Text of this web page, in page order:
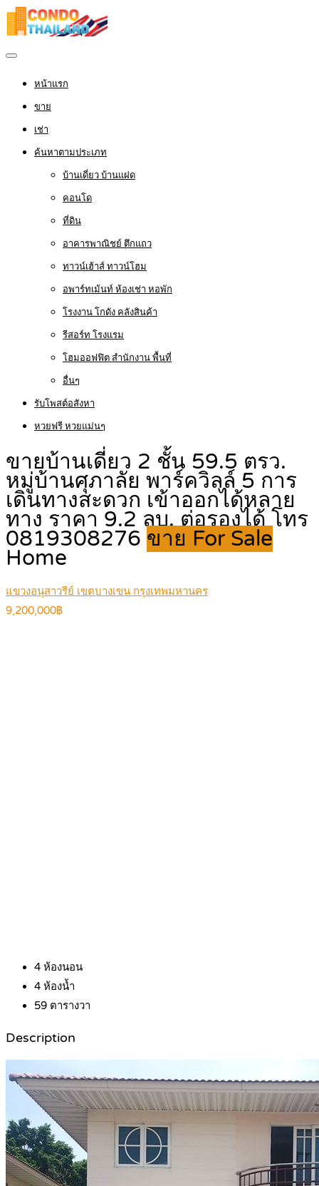
หน้าแรก
ขาย
เช่า
ค้นหาตามประเภท
บ้านเดี่ยว บ้านแฝด
คอนโด
ที่ดิน
อาคารพาณิชย์ ตึกแถว
ทาวน์เฮ้าส์ ทาวน์โฮม
อพาร์ทเม้นท์ ห้องเช่า หอพัก
โรงงาน โกดัง คลังสินค้า
รีสอร์ท โรงแรม
โฮมออฟฟิต สำนักงาน พื้นที่
อื่นๆ
รับโพสต์อสังหา
หวยฟรี หวยแม่นๆ
ขายบ้านเดี่ยว 2 ชั้น 59.5 ตรว.
หมู่บ้านศุภาลัย พาร์ควิลล์ 5 การ
เดินทางสะดวก เข้าออกได้หลาย
ทาง ราคา 9.2 ลบ. ต่อรองได้ โทร
0819308276 ขาย For Sale
Home
แขวงอนุสาวรีย์ เขตบางเขน กรุงเทพมหานคร
9,200,000฿
4 ห้องนอน
4 ห้องน้ำ
59 ตารางวา
Description